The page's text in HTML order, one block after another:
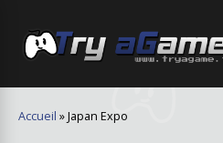
Accueil »Japan Expo